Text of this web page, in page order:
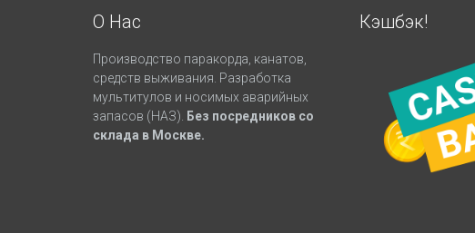
О Нас
Производство паракорда, канатов,
средств выживания. Разработка
мультитулов и носимых аварийных
запасов (НАЗ).
Без посредников со
склада в Москве.
Кэшбэк!